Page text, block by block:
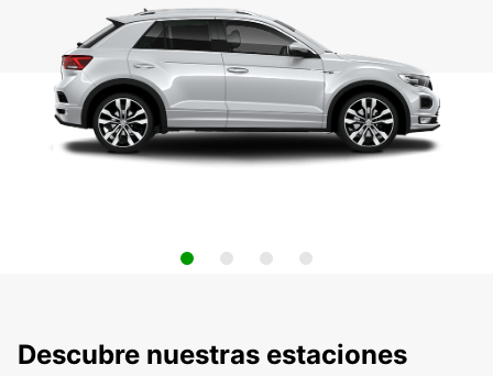
Descubre nuestras estaciones